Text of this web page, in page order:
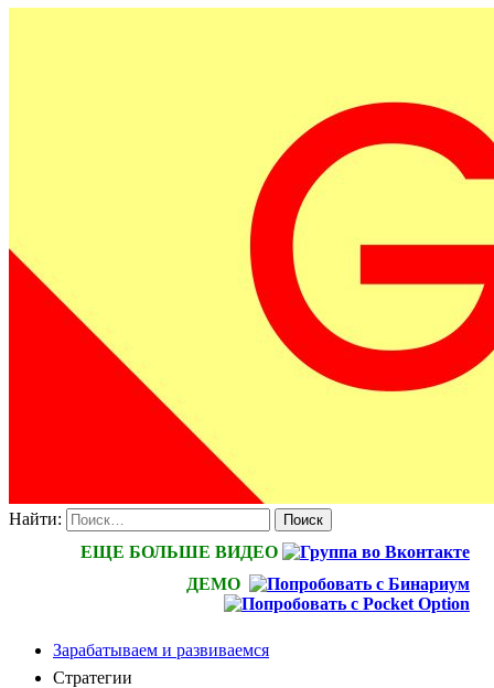
Найти:
ЕЩЕ БОЛЬШЕ ВИДЕО
ДЕМО
Зарабатываем и развиваемся
Стратегии